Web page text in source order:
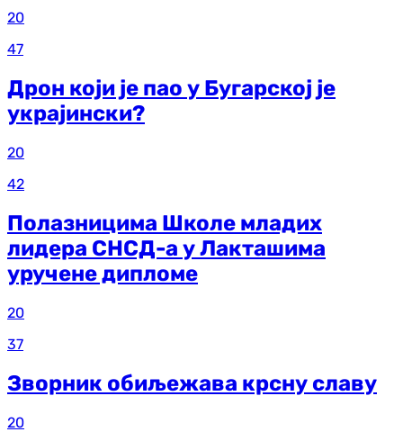
20
47
Дрон који је пао у Бугарској је
украјински?
20
42
Полазницима Школе младих
лидера СНСД-а у Лакташима
уручене дипломе
20
37
Зворник обиљежава крсну славу
20